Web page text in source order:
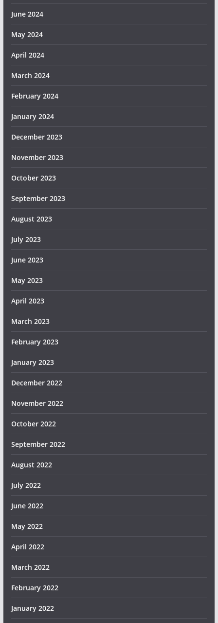
June 2024
May 2024
April 2024
March 2024
February 2024
January 2024
December 2023
November 2023
October 2023
September 2023
August 2023
July 2023
June 2023
May 2023
April 2023
March 2023
February 2023
January 2023
December 2022
November 2022
October 2022
September 2022
August 2022
July 2022
June 2022
May 2022
April 2022
March 2022
February 2022
January 2022